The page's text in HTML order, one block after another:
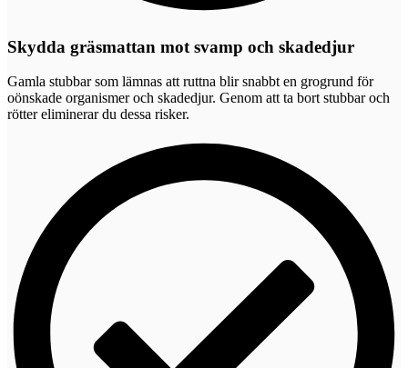
Skydda gräsmattan mot svamp och skadedjur
Gamla stubbar som lämnas att ruttna blir snabbt en grogrund för
oönskade organismer och skadedjur. Genom att ta bort stubbar och
rötter eliminerar du dessa risker.